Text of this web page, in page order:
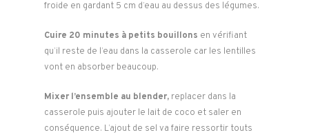
froide en gardant 5 cm d’eau au dessus des légumes.
Cuire 20 minutes à petits bouillons en vérifiant
qu’il reste de l’eau dans la casserole car les lentilles
vont en absorber beaucoup.
Mixer l’ensemble au blender, replacer dans la
casserole puis ajouter le lait de coco et saler en
conséquence. L’ajout de sel va faire ressortir touts